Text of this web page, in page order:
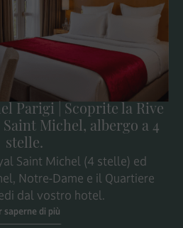
Parigi | Scoprite la Rive
Saint Michel, albergo a 4
stelle.
Saint Michel (4 stelle) ed
Notre-Dame e il Quartiere
dal vostro hotel.
saperne di più